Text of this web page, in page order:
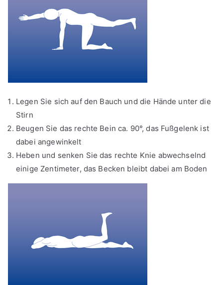
Legen Sie sich auf den Bauch und die Hände unter die
Stirn
Beugen Sie das rechte Bein ca. 90°, das Fußgelenk ist
dabei angewinkelt
Heben und senken Sie das rechte Knie abwechselnd
einige Zentimeter, das Becken bleibt dabei am Boden